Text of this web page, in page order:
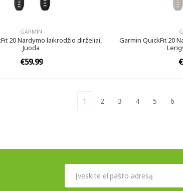
GARMIN
20 Nardymo laikrodžio dirželiai,
Juoda
€59.99
Garmin QuickFit 20
1 2 3 4 5 6